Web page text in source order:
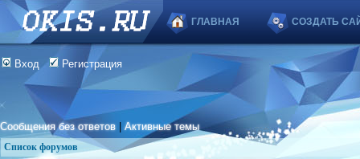
ГЛАВНАЯ СОЗДАТЬ
Вход Регистрация
Сообщения без ответов |Активные темы
Список форумов